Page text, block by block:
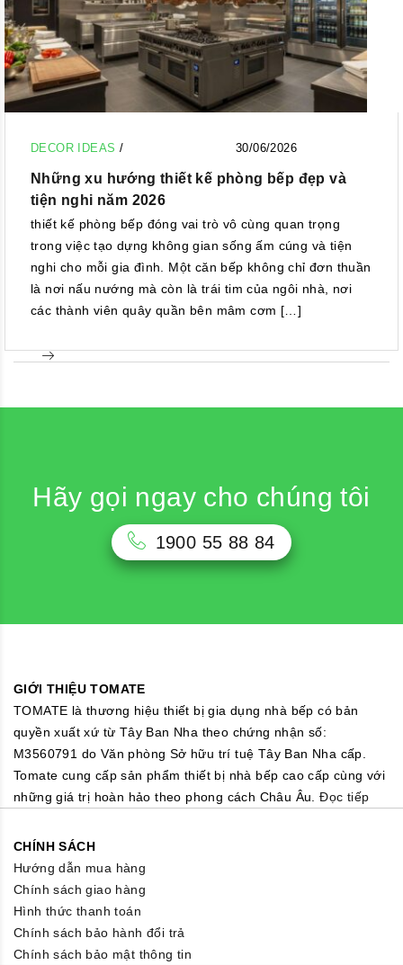
DECOR IDEAS / 30/06/2026
Những xu hướng thiết kế phòng bếp đẹp và
tiện nghi năm 2026
thiết kế phòng bếp đóng vai trò vô cùng quan trọng
trong việc tạo dựng không gian sống ấm cúng và tiện
nghi cho mỗi gia đình. Một căn bếp không chỉ đơn thuần
là nơi nấu nướng mà còn là trái tim của ngôi nhà, nơi
các thành viên quây quần bên mâm cơm […]
Hãy gọi ngay cho chúng tôi
1900 55 88 84
GIỚI THIỆU TOMATE
TOMATE là thương hiệu thiết bị gia dụng nhà bếp có bản
quyền xuất xứ từ Tây Ban Nha theo chứng nhận số:
M3560791 do Văn phòng Sở hữu trí tuệ Tây Ban Nha cấp.
Tomate cung cấp sản phẩm thiết bị nhà bếp cao cấp cùng với
những giá trị hoàn hảo theo phong cách Châu Âu.Đọc tiếp
CHÍNH SÁCH
Hướng dẫn mua hàng
Chính sách giao hàng
Hình thức thanh toán
Chính sách bảo hành đổi trả
Chính sách bảo mật thông tin